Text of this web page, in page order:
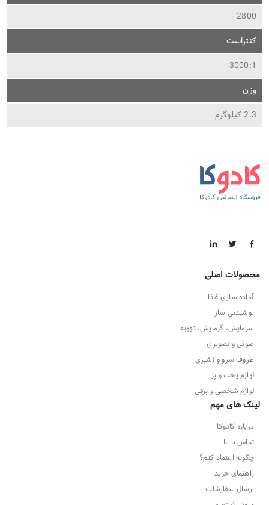
2800
کنتراست
3000:1
وزن
2.3 کیلوگرم
محصولات اصلی
آماده سازی غذا
نوشیدنی ساز
سرمایش، گرمایش، تهویه
صوتی و تصویری
ظروف سرو و آشپزی
لوازم پخت و پز
لوازم شخصی و برقی
لینک های مهم
درباره کادوکا
تماس با ما
چگونه اعتماد کنم؟
راهنمای خرید
ارسال سفارشات